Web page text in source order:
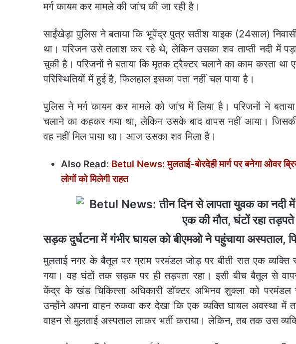
मर्ग कायम कर मामले की जांच की जा रही है।
साईंखेड़ा पुलिस ने बताया कि भूपेंद्र पुत्र सतीश याइक (24साल)
था। परिजन उसे तलाश कर रहे थे, लेकिन उसका शव ताप्ती नदी में
चुकी है। परिजनों ने बताया कि मृतक ट्रैक्टर चलाने का काम करता था
परिस्थितियों में हुई है, फिलहाल इसका पता नहीं चल पाया है।
पुलिस ने मर्ग कायम कर मामले को जांच में लिया है। परिजनों ने
चलाने का कहकर गया था, लेकिन उसके बाद वापस नहीं आया। जिसकी
वह नहीं मिल पाया था। आज उसका शव मिला है।
Also Read: Betul News: मुलताई-बोरदेही मार्ग पर बनेगा ओवर
लोगों को मिलेगी राहत
सड़क दुर्घटना में गंभीर घायल को बीएमओ ने पहुंचाया अस्पताल,
मुलताई नगर के बैतूल पर ग्राम परमंडल जोड़ पर बीती रात एक
गया। वह घंटों तक सड़क पर ही तड़पता रहा। इसी बीच बैतूल से
केंद्र के खंड चिकित्सा अधिकारी डॉक्टर अभिनव शुक्ला को परमंडल
उन्होंने अपना वाहन रुकवा कर देखा कि एक व्यक्ति घायल अवस्था में
वाहन से मुलताई अस्पताल लाकर भर्ती कराया। लेकिन, तब तक उस